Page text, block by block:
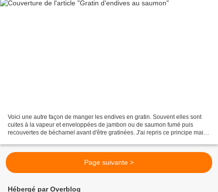
Voici une autre façon de manger les endives en gratin. Souvent elles sont
cuites à la vapeur et enveloppées de jambon ou de saumon fumé puis
recouvertes de béchamel avant d'être gratinées. J'ai repris ce principe mais
Page suivante >
Hébergé par Overblog